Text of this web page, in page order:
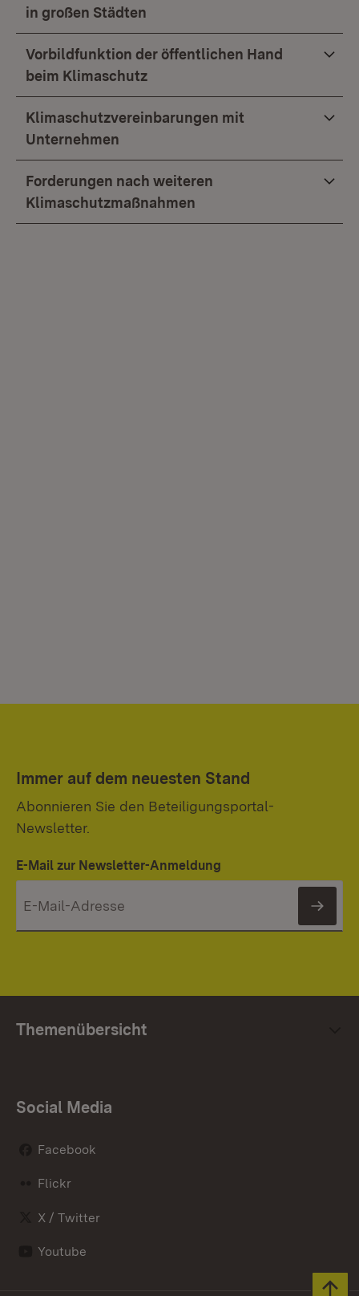
in großen Städten
Vorbildfunktion der öffentlichen Hand
beim Klimaschutz
Klimaschutzvereinbarungen mit
Unternehmen
Forderungen nach weiteren
Klimaschutzmaßnahmen
Immer auf dem neuesten Stand
Abonnieren Sie den Beteiligungsportal-
Newsletter.
E-Mail zur Newsletter-Anmeldung
Themenübersicht
Social Media
Facebook
Flickr
X / Twitter
Youtube